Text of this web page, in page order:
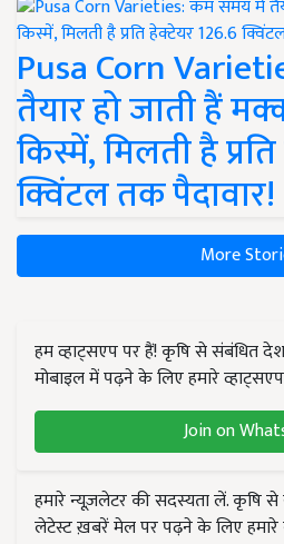
Pusa Corn
तैयार हो जाती हैं
किस्में, मिलती है
क्विंटल तक पैदावार!
More
हम व्हाट्सएप पर हैं! कृषि से संबंधित
मोबाइल में पढ़ने के लिए हमारे
Join on
हमारे न्यूज़लेटर की सदस्यता लें. कृषि
लेटेस्ट ख़बरें मेल पर पढ़ने के लिए